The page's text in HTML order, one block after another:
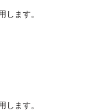
ます。
ます。